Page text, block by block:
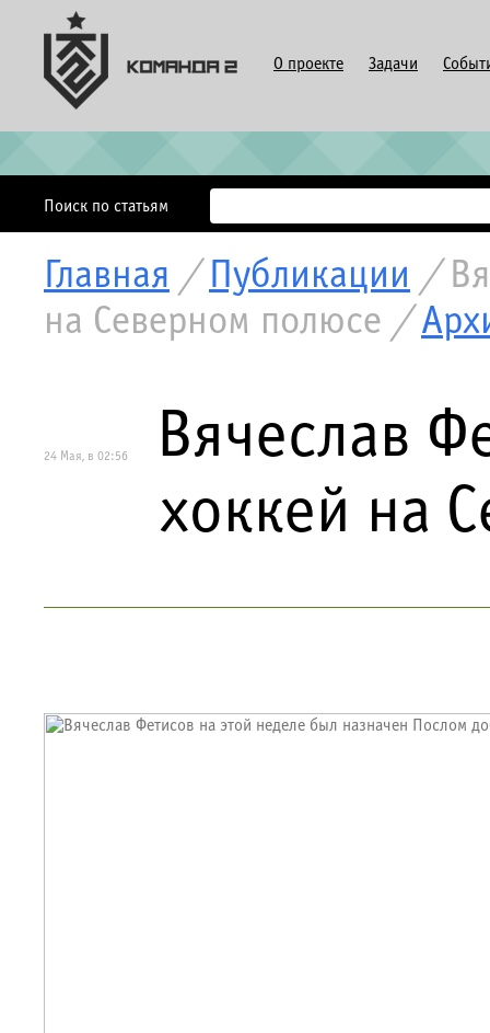
О проекте Задачи
Поиск по статьям
Главная / Публикации /
на Северном полюсе /
24 Мая, в 02:56
Вячеслав
хоккей на